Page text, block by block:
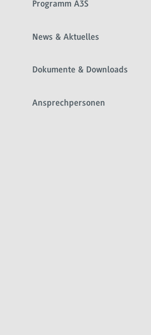
Programm A3S
News & Aktuelles
Dokumente & Downloads
Ansprechpersonen